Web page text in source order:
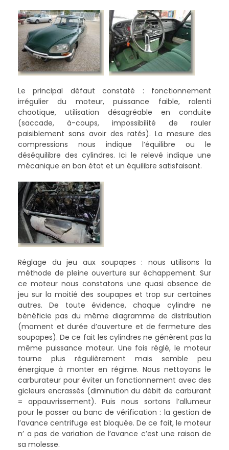
Le principal défaut constaté : fonctionnement
irrégulier du moteur, puissance faible, ralenti
chaotique, utilisation désagréable en conduite
(saccade, à-coups, impossibilité de rouler
paisiblement sans avoir des ratés). La mesure des
compressions nous indique l’équilibre ou le
déséquilibre des cylindres. Ici le relevé indique une
mécanique en bon état et un équilibre satisfaisant.
Réglage du jeu aux soupapes : nous utilisons la
méthode de pleine ouverture sur échappement. Sur
ce moteur nous constatons une quasi absence de
jeu sur la moitié des soupapes et trop sur certaines
autres. De toute évidence, chaque cylindre ne
bénéficie pas du même diagramme de distribution
(moment et durée d’ouverture et de fermeture des
soupapes). De ce fait les cylindres ne génèrent pas la
même puissance moteur. Une fois réglé, le moteur
tourne plus régulièrement mais semble peu
énergique à monter en régime. Nous nettoyons le
carburateur pour éviter un fonctionnement avec des
gicleurs encrassés (diminution du débit de carburant
= appauvrissement). Puis nous sortons l’allumeur
pour le passer au banc de vérification : la gestion de
l’avance centrifuge est bloquée. De ce fait, le moteur
n’ a pas de variation de l’avance c’est une raison de
sa molesse.